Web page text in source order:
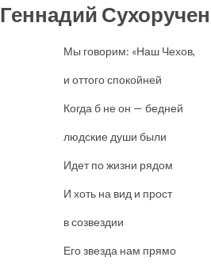
Геннадий
Мы говорим: «Наш Чехов,
наш
и оттого спокойней
и
Когда б не он — бедней
была
людские души были
бы
Идет по жизни рядом
с
И хоть на вид и прост
и
в созвездии
Его звезда нам прямо
в сердце